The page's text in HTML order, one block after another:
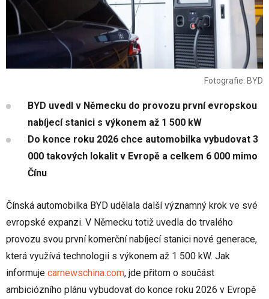
Fotografie: BYD
BYD uvedl v Německu do provozu první evropskou
nabíjecí stanici s výkonem až 1 500 kW
Do konce roku 2026 chce automobilka vybudovat 3
000 takových lokalit v Evropě a celkem 6 000 mimo
Čínu
Čínská automobilka BYD udělala další významný krok ve své
evropské expanzi. V Německu totiž uvedla do trvalého
provozu svou první komerční nabíjecí stanici nové generace,
která využívá technologii s výkonem až 1 500 kW. Jak
informuje carnewschina.com, jde přitom o součást
ambiciózního plánu vybudovat do konce roku 2026 v Evropě